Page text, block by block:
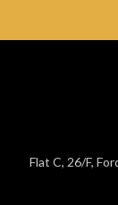
Flat C, 26/F,